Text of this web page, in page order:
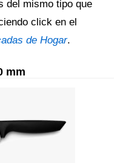
del mismo tipo que
click en el
de Hogar.
mm